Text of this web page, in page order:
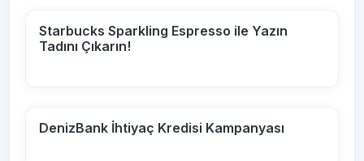
Starbucks Sparkling Espresso ile Yazın
Tadını Çıkarın!
DenizBank İhtiyaç Kredisi Kampanyası